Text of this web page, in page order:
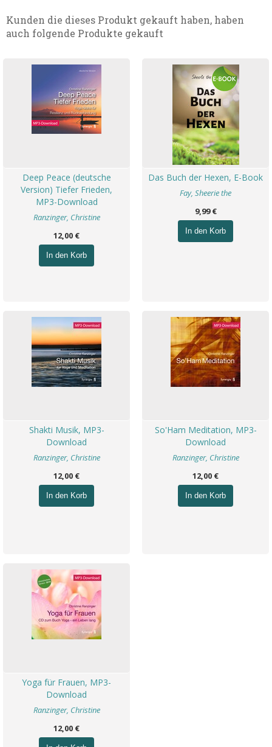
Kunden die dieses Produkt gekauft haben, haben
auch folgende Produkte gekauft
Deep Peace (deutsche
Version) Tiefer Frieden,
MP3-Download
Ranzinger, Christine
12,00 €
In den Korb
Das Buch der Hexen, E-Book
Fay, Sheerie the
9,99 €
In den Korb
Shakti Musik, MP3-
Download
Ranzinger, Christine
12,00 €
In den Korb
So'Ham Meditation, MP3-
Download
Ranzinger, Christine
12,00 €
In den Korb
Yoga für Frauen, MP3-
Download
Ranzinger, Christine
12,00 €